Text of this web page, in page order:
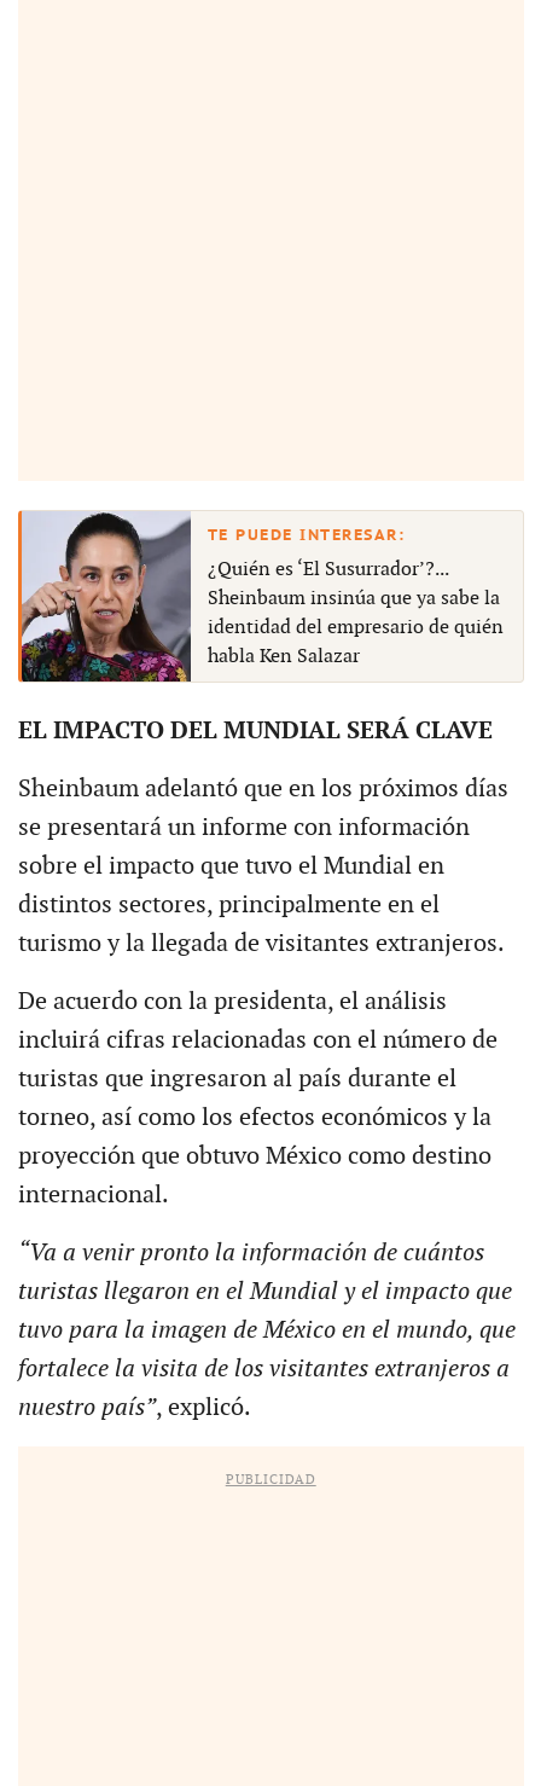
¿Quién es ‘El Susurrador’?...
Sheinbaum insinúa que ya sabe la
identidad del empresario de quién
habla Ken Salazar
EL IMPACTO DEL MUNDIAL SERÁ CLAVE
Sheinbaum adelantó que en los próximos días
se presentará un informe con información
sobre el impacto que tuvo el Mundial en
distintos sectores, principalmente en el
turismo y la llegada de visitantes extranjeros.
De acuerdo con la presidenta, el análisis
incluirá cifras relacionadas con el número de
turistas que ingresaron al país durante el
torneo, así como los efectos económicos y la
proyección que obtuvo México como destino
internacional.
“Va a venir pronto la información de cuántos
turistas llegaron en el Mundial y el impacto que
tuvo para la imagen de México en el mundo, que
fortalece la visita de los visitantes extranjeros a
nuestro país”, explicó.
PUBLICIDAD